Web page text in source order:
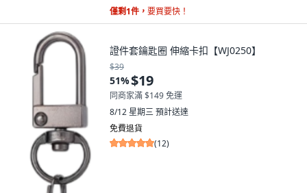
僅剩1件， 要買要快！
證件套鑰匙圈 伸縮卡扣【WJ0250】
$39
51%$19
同商家滿 $149 免運
8/12 星期三預計送達
免費退貨
(12)